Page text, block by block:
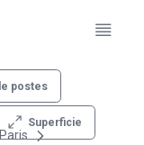
postes
Superficie
Paris